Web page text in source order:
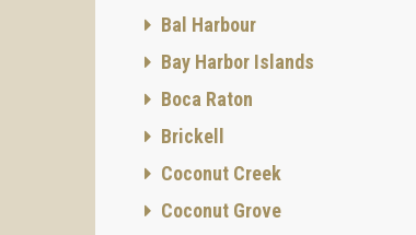
Bal Harbour
Bay Harbor Islands
Boca Raton
Brickell
Coconut Creek
Coconut Grove